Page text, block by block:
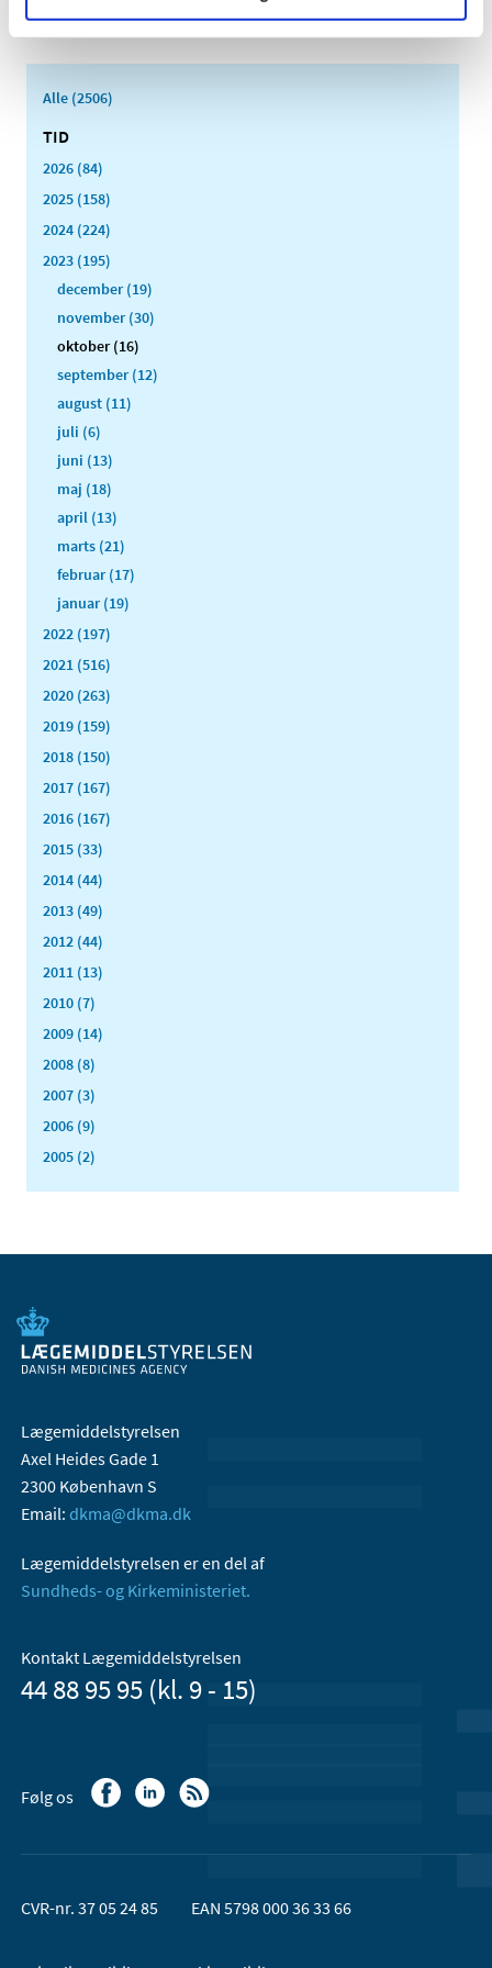
Cannabisblomst på EDQM’s hjemmeside på grund af…
Alle (2506)
TID
2026 (84)
2025 (158)
2024 (224)
2023 (195)
december (19)
november (30)
oktober (16)
september (12)
august (11)
juli (6)
juni (13)
maj (18)
april (13)
marts (21)
februar (17)
januar (19)
2022 (197)
2021 (516)
2020 (263)
2019 (159)
2018 (150)
2017 (167)
2016 (167)
2015 (33)
2014 (44)
2013 (49)
2012 (44)
2011 (13)
2010 (7)
2009 (14)
2008 (8)
2007 (3)
2006 (9)
2005 (2)
Lægemiddelstyrelsen
Axel Heides Gade 1
2300 København S
Email: dkma@dkma.dk
Lægemiddelstyrelsen er en del af
Sundheds- og Kirkeministeriet.
Kontakt Lægemiddelstyrelsen
44 88 95 95 (kl. 9 - 15)
Følg os
CVR-nr. 37 05 24 85 EAN 5798 000 36 33 66